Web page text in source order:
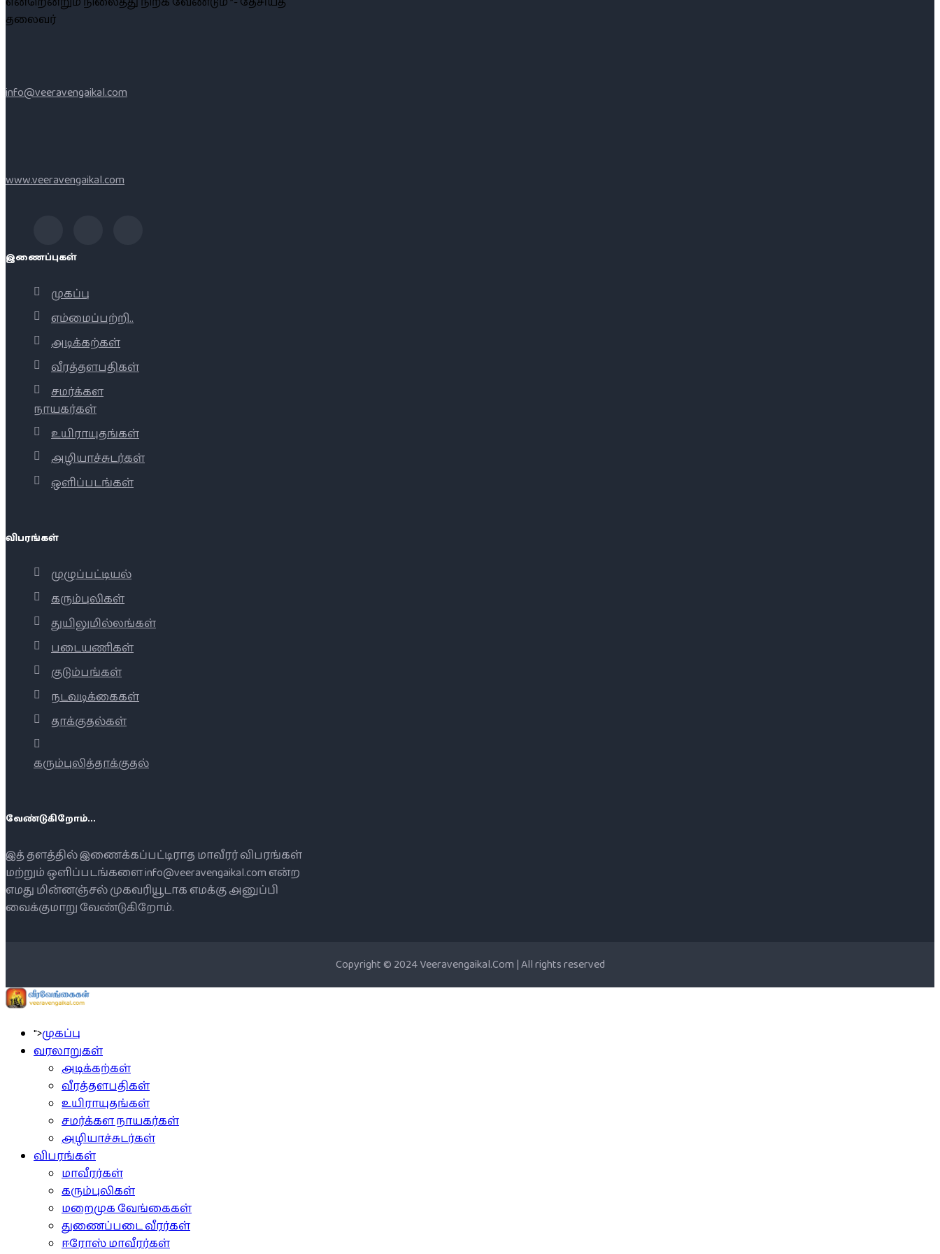
தலைவர்
info@veeravengaikal.com
www.veeravengaikal.com
இணைப்புகள்
முகப்பு
எம்மைப்பற்றி..
அடிக்கற்கள்
வீரத்தளபதிகள்
சமர்க்கள
நாயகர்கள்
உயிராயுதங்கள்
அழியாச்சுடர்கள்
ஒளிப்படங்கள்
விபரங்கள்
முழுப்பட்டியல்
கரும்புலிகள்
துயிலுமில்லங்கள்
படையணிகள்
குடும்பங்கள்
நடவடிக்கைகள்
தாக்குதல்கள்
கரும்புலித்தாக்குதல்
வேண்டுகிறோம்...
இத் தளத்தில் இணைக்கப்பட்டிராத மாவீரர் விபரங்கள்
மற்றும் ஒளிப்படங்களை info@veeravengaikal.com என்ற
எமது மின்னஞ்சல் முகவரியூடாக எமக்கு அனுப்பி
வைக்குமாறு வேண்டுகிறோம்.
Copyright © 2024 Veeravengaikal.Com | All rights reserved
">முகப்பு
வரலாறுகள்
அடிக்கற்கள்
வீரத்தளபதிகள்
உயிராயுதங்கள்
சமர்க்கள நாயகர்கள்
அழியாச்சுடர்கள்
விபரங்கள்
மாவீரர்கள்
கரும்புலிகள்
மறைமுக வேங்கைகள்
துணைப்படை வீரர்கள்
ஈரோஸ் மாவீரர்கள்